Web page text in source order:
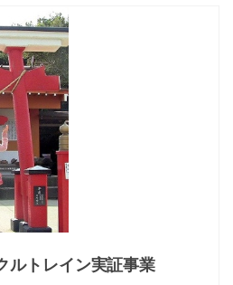
トレイン実証事業